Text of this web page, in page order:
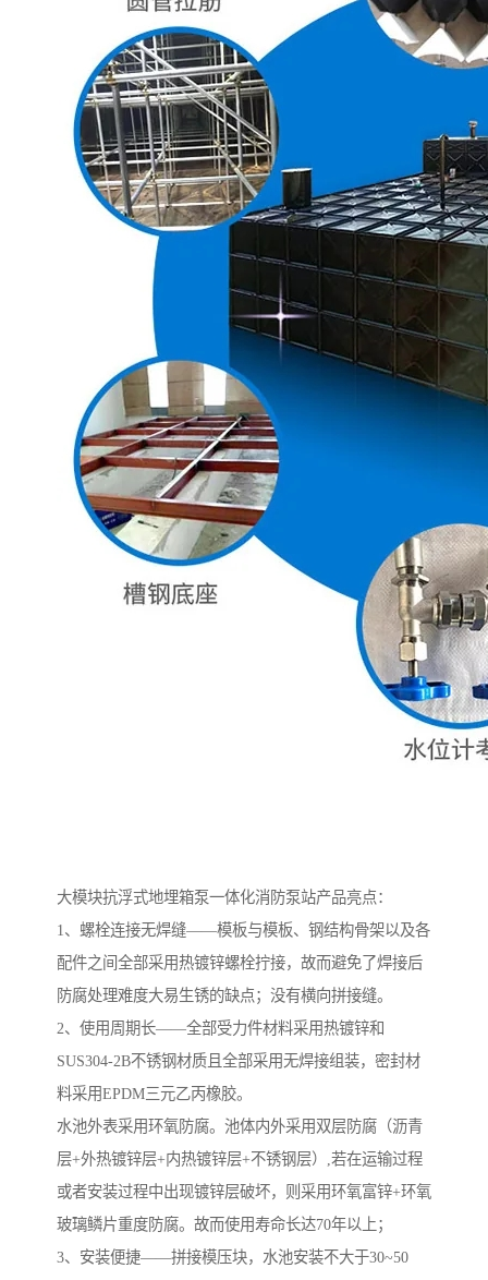
大模块抗浮式地埋箱泵一体化消防泵站产品亮点：
1、螺栓连接无焊缝——模板与模板、钢结构骨架以及各
配件之间全部采用热镀锌螺栓拧接，故而避免了焊接后
防腐处理难度大易生锈的缺点；没有横向拼接缝。
​2、使用周期长——全部受力件材料采用热镀锌和
SUS304-2B不锈钢材质且全部采用无焊接组装，密封材
料采用EPDM三元乙丙橡胶。
水池外表采用环氧防腐。池体内外采用双层防腐（沥青
层+外热镀锌层+内热镀锌层+不锈钢层）,若在运输过程
或者安装过程中出现镀锌层破坏，则采用环氧富锌+环氧
玻璃鳞片重度防腐。故而使用寿命长达70年以上；
3、安装便捷——拼接模压块，水池安装不大于30~50